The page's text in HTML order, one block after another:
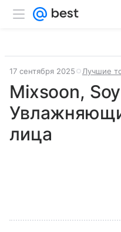
17 сентября 2025 Лучшие
Mixsoon,
лица